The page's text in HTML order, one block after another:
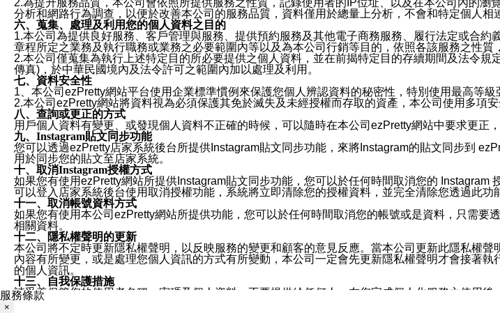
分析和網路行為調查，以便於改善本公司的服務品質，資料僅用於總量上分析，不會和特定個人相
六、蒐集、處理及利用您的個人資料之目的
1.本公司為提供良好服務、客戶管理與服務、提供預約服務及其他電子商務服務、履行法定或合
章程所定之業務及執行職務或業務之必要範圍內等以及為本公司行銷等目的，依照各該服務之性質
2.本公司僅蒐集為執行上述特定目的所必要提供之個人資料，並在前揭特定目的存續期間及法令
傳真)，於中華民國境內及法令許可之範圍內加以處理及利用。
七、資料安全性
1、本公司ezPretty網站平台使用企業標準慣例來保護您個人辨認資料的秘密性，特別使用最高等
2.本公司ezPretty網站將資料視為必須保護其免於滅失及未經授權而存取的資產，本公司使用多項
八、查詢或更正的方式
用戶個人資料有變更、或發現個人資料不正確的時候，可以隨時在本公司ezPretty網站中要求更正
九、Instagram貼文同步功能
您可以透過ezPretty店家系統後台所提供Instagram貼文同步功能，來將Instagram的貼文同步到
用於同步您的貼文至店家系統。
十、取消Instagram授權方式
如果您有使用ezPretty網站所提供Instagram貼文同步功能，您可以於任何時間取消您的
可以登入店家系統後台使用取消授權功能，系統將立即清除您的授權資料，並完全清除您透過此功
十一、取消帳號資料方式
如果您有使用本公司ezPretty網站所提供功能，您可以於任何時間取消您的帳號或是資料，只需要
相關資料。
十二、隱私權聲明的更新
本公司將不定時更新隱私權聲明，以反映服務的變更和顧客的意見反應。當本公司更新此隱私權
內容有所變更，或是處理您個人資訊的方式有所變動，本公司一定會先更新隱私權聲明才會接著
的個人資訊。
十三、自我保護措施
請妥善保管您的使用者名稱、密碼及個人資料，不要提供給任何人。在您完成個人化服務之使用
窗，以防止他人讀取您的個人資料、信件或進入所機關管理區。
服務條款
×